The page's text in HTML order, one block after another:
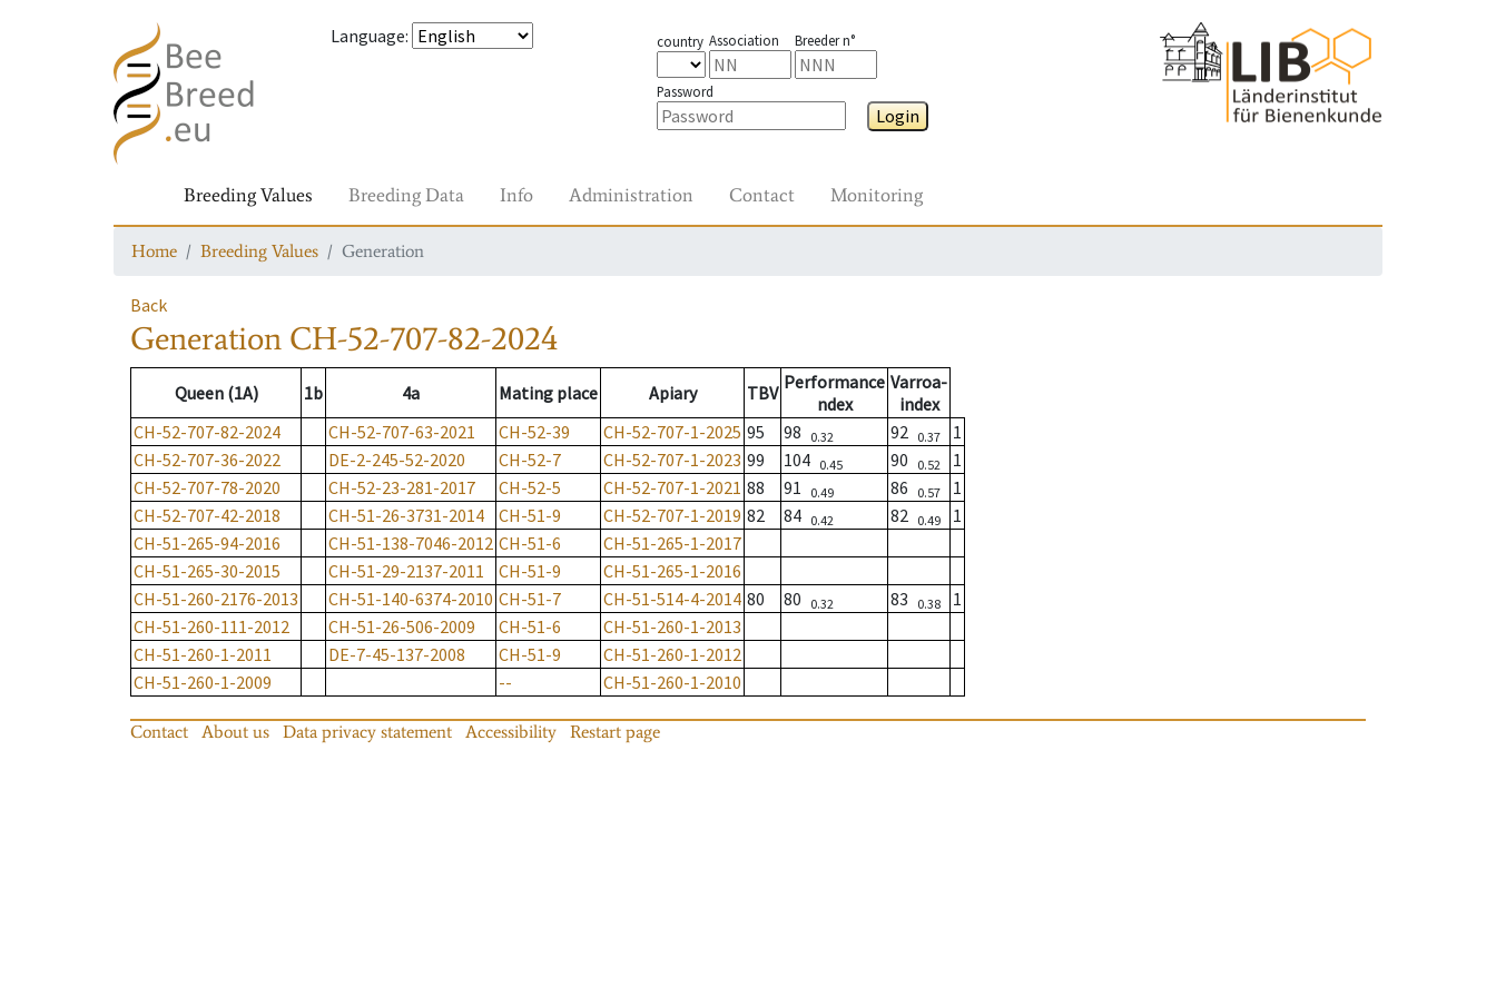
Language: country Association Breeder n°
Password
Login
Breeding Values Breeding Data Info Administration Contact Monitoring
Home Breeding Values Generation
Back
Generation CH-52-707-82-2024
Queen (1A) 1b 4a Mating place Apiary TBV Performance
ndex
Varroa-
index
CH-52-707-82-2024
CH-52-707-63-2021 CH-52-39 CH-52-707-1-2025 95 98 0.32 92 0.37
1
CH-52-707-36-2022
DE-2-245-52-2020 CH-52-7 CH-52-707-1-2023 99 104 0.45 90 0.52
1
CH-52-707-78-2020
CH-52-23-281-2017 CH-52-5 CH-52-707-1-2021 88 91 0.49 86 0.57
1
CH-52-707-42-2018
CH-51-26-3731-2014 CH-51-9 CH-52-707-1-2019 82 84 0.42 82 0.49
1
CH-51-265-94-2016
CH-51-138-7046-2012 CH-51-6
CH-51-265-1-2017
CH-51-265-30-2015
CH-51-29-2137-2011 CH-51-9
CH-51-265-1-2016
CH-51-260-2176-2013
CH-51-140-6374-2010 CH-51-7 CH-51-514-4-2014 80 80 0.32 83 0.38
1
CH-51-260-111-2012
CH-51-26-506-2009 CH-51-6
CH-51-260-1-2013
CH-51-260-1-2011
DE-7-45-137-2008 CH-51-9
CH-51-260-1-2012
CH-51-260-1-2009
-- CH-51-260-1-2010
Contact About us Data privacy statement Accessibility Restart page